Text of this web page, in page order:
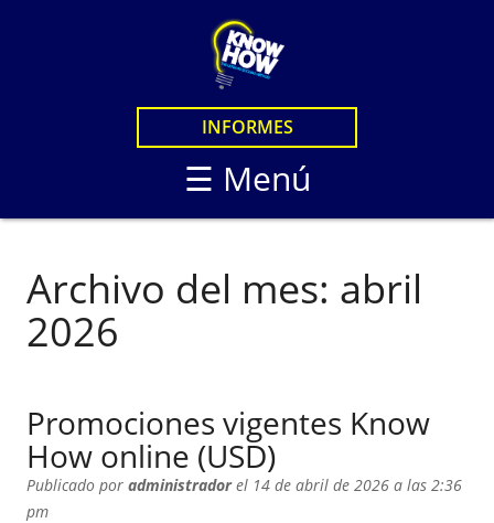
INFORMES
☰ Menú
CURSOS
CURSOS EN LINEA
CURSOS
LOGIN
STUDENTS
KNOW HOW LIVE
KNOW HOW
KNOW HOW LIVE /
KNOW HOW IN
Archivo del mes: abril
2026
Promociones vigentes Know
How online (USD)
Publicado por administradorel 14 de abril de 2026 a las 2:36
pm